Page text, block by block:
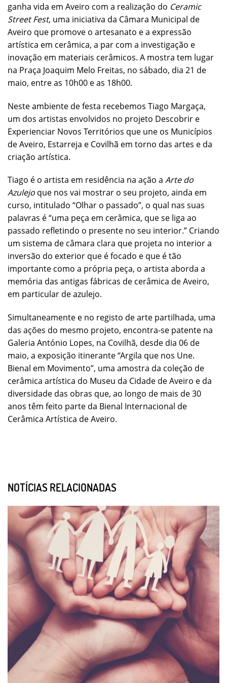
ganha vida em Aveiro com a realização do Ceramic
Street Fest, uma iniciativa da Câmara Municipal de
Aveiro que promove o artesanato e a expressão
artística em cerâmica, a par com a investigação e
inovação em materiais cerâmicos. A mostra tem lugar
na Praça Joaquim Melo Freitas, no sábado, dia 21 de
maio, entre as 10h00 e as 18h00.
Neste ambiente de festa recebemos Tiago Margaça,
um dos artistas envolvidos no projeto Descobrir e
Experienciar Novos Territórios que une os Municípios
de Aveiro, Estarreja e Covilhã em torno das artes e da
criação artística.
Tiago é o artista em residência na ação a Arte do
Azulejo que nos vai mostrar o seu projeto, ainda em
curso, intitulado “Olhar o passado”, o qual nas suas
palavras é “uma peça em cerâmica, que se liga ao
passado refletindo o presente no seu interior.” Criando
um sistema de câmara clara que projeta no interior a
inversão do exterior que é focado e que é tão
importante como a própria peça, o artista aborda a
memória das antigas fábricas de cerâmica de Aveiro,
em particular de azulejo.
Simultaneamente e no registo de arte partilhada, uma
das ações do mesmo projeto, encontra-se patente na
Galeria António Lopes, na Covilhã, desde dia 06 de
maio, a exposição itinerante “Argila que nos Une.
Bienal em Movimento”, uma amostra da coleção de
cerâmica artística do Museu da Cidade de Aveiro e da
diversidade das obras que, ao longo de mais de 30
anos têm feito parte da Bienal Internacional de
Cerâmica Artística de Aveiro.
NOTÍCIAS RELACIONADAS